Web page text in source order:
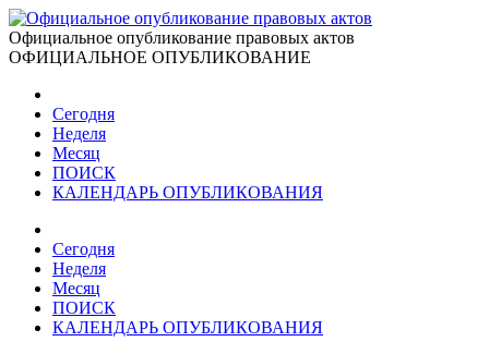
Официальное опубликование правовых актов
ОФИЦИАЛЬНОЕ ОПУБЛИКОВАНИЕ
Сегодня
Неделя
Месяц
ПОИСК
КАЛЕНДАРЬ ОПУБЛИКОВАНИЯ
Сегодня
Неделя
Месяц
ПОИСК
КАЛЕНДАРЬ ОПУБЛИКОВАНИЯ